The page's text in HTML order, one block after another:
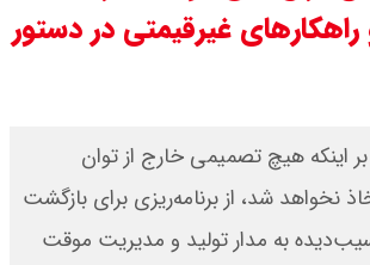
قیمت بیت کوین،تتر و اتریوم امروز
کوین چند؟ + جدول
قیمت طلای جهان امروز جمعه
غیرقیمتی در دستور
بر اینکه هیچ تصمیمی خارج از توان
نخواهد شد، از برنامه‌ریزی برای بازگشت
به مدار تولید و مدیریت موقت